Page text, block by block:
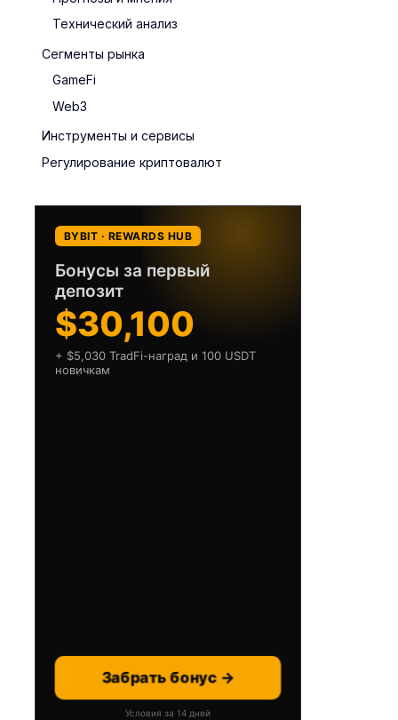
Технический анализ
Сегменты рынка
GameFi
Web3
Инструменты и сервисы
Регулирование криптовалют
BYBIT · REWARDS HUB
Бонусы за первый
депозит
$30,100
+ $5,030 TradFi-наград и 100 USDT
новичкам
Забрать бонус →
Условия за 14 дней